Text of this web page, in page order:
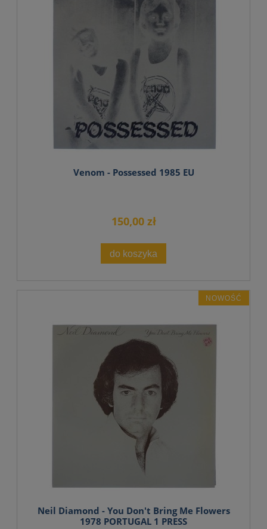
Venom - Possessed 1985 EU
150,00 zł
do koszyka
Neil Diamond - You Don't Bring Me Flowers
1978 PORTUGAL 1 PRESS
NOWOŚĆ